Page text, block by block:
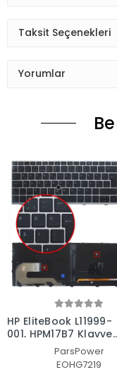
Taksit Seçenekleri
Yorumlar
HP EliteBook L11999-
001, HPM17B7 Klavye
Işıklı (Siyah TR)
ParsPower
EOHG7219